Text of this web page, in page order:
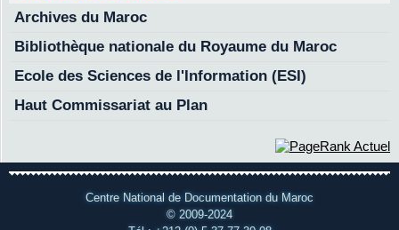
Archives du Maroc
Bibliothèque nationale du Royaume du Maroc
Ecole des Sciences de l'Information (ESI)
Haut Commissariat au Plan
Centre National de Documentation du Maroc
© 2009-2024